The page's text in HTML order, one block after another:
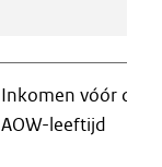
Inkomen vóór de
AOW-leeftijd